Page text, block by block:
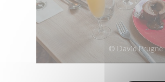
© David Prugne